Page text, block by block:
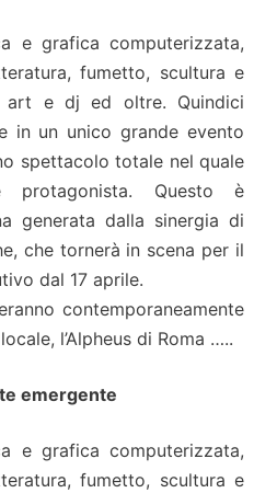
e grafica computerizzata,
fumetto, scultura e
art e dj ed oltre. Quindici
in un unico grande evento
spettacolo totale nel quale
protagonista. Questo è
generata dalla sinergia di
che tornerà in scena per il
dal 17 aprile.
contemporaneamente
l’Alpheus di Roma …..
emergente
e grafica computerizzata,
fumetto, scultura e